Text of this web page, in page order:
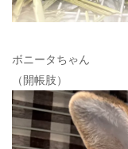
ボニータちゃん
（開帳肢）